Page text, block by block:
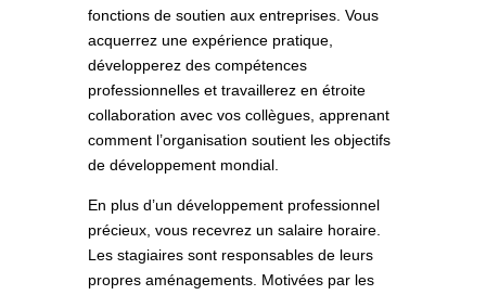
fonctions de soutien aux entreprises. Vous
acquerrez une expérience pratique,
développerez des compétences
professionnelles et travaillerez en étroite
collaboration avec vos collègues, apprenant
comment l’organisation soutient les objectifs
de développement mondial.
En plus d’un développement professionnel
précieux, vous recevrez un salaire horaire.
Les stagiaires sont responsables de leurs
propres aménagements. Motivées par les